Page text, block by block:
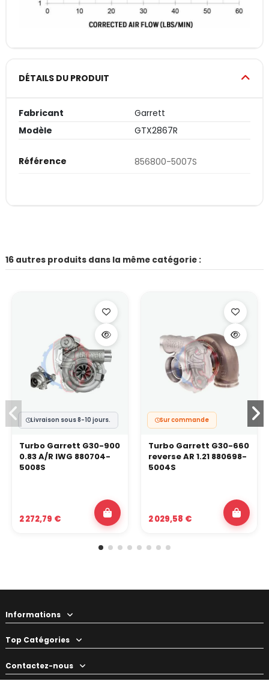
DÉTAILS DU PRODUIT
Fabricant
Garrett
Modèle
GTX2867R
Référence 856800-5007S
16 autres produits dans la même catégorie :
Livraison sous 8-10 jours.
Turbo Garrett G30-900
0.83 A/R IWG 880704-
5008S
2 272,79 €
Sur commande
Turbo Garrett G30-660
reverse AR 1.21 880698-
5004S
2 029,58 €
Informations
Top Catégories
Contactez-nous